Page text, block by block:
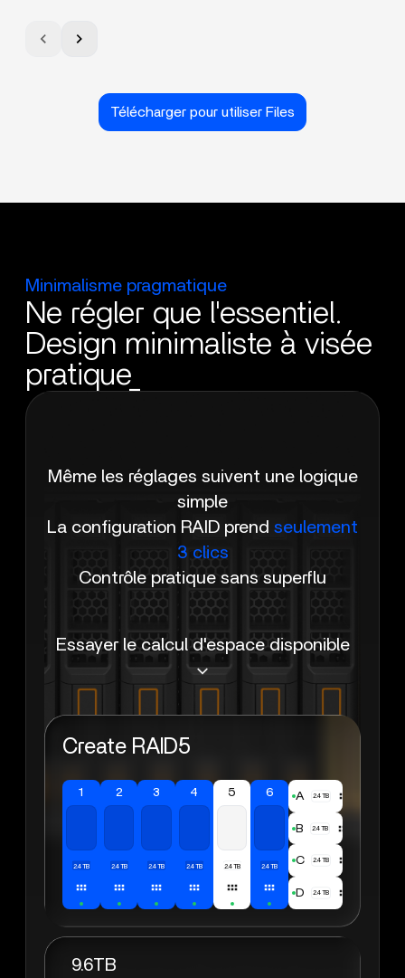
Télécharger pour utiliser Files
Minimalisme pragmatique
Ne régler que l'essentiel.
Design minimaliste à visée
pratique_
Même les réglages suivent une logique
simple
La configuration RAID prend seulement
3 clics
Contrôle pratique sans superflu
Essayer le calcul d'espace disponible
Create RAID5
1
2.4TB
2
2.4TB
3
2.4TB
4
2.4TB
5
2.4TB
6
2.4TB
A 2.4TB
B 2.4TB
C 2.4TB
D 2.4TB
9.6TB